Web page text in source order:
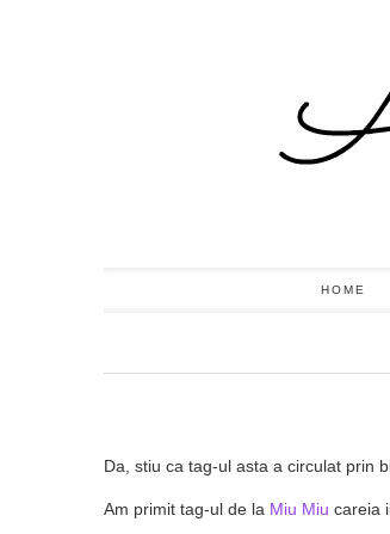
HOME
Da, stiu ca tag-ul asta a circulat prin
Am primit tag-ul de la Miu Miu careia